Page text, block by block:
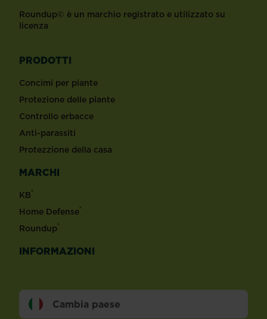
Roundup© è un marchio registrato e utilizzato su
licenza
PRODOTTI
Concimi per piante
Protezione delle piante
Controllo erbacce
Anti-parassiti
Protezzione della casa
MARCHI
KB®
Home Defense®
Roundup®
INFORMAZIONI
Cambia paese